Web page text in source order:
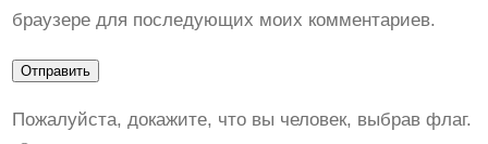
браузере для последующих моих комментариев.
Пожалуйста, докажите, что вы человек, выбравфлаг.